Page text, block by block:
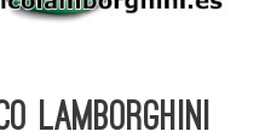
Lamborghini